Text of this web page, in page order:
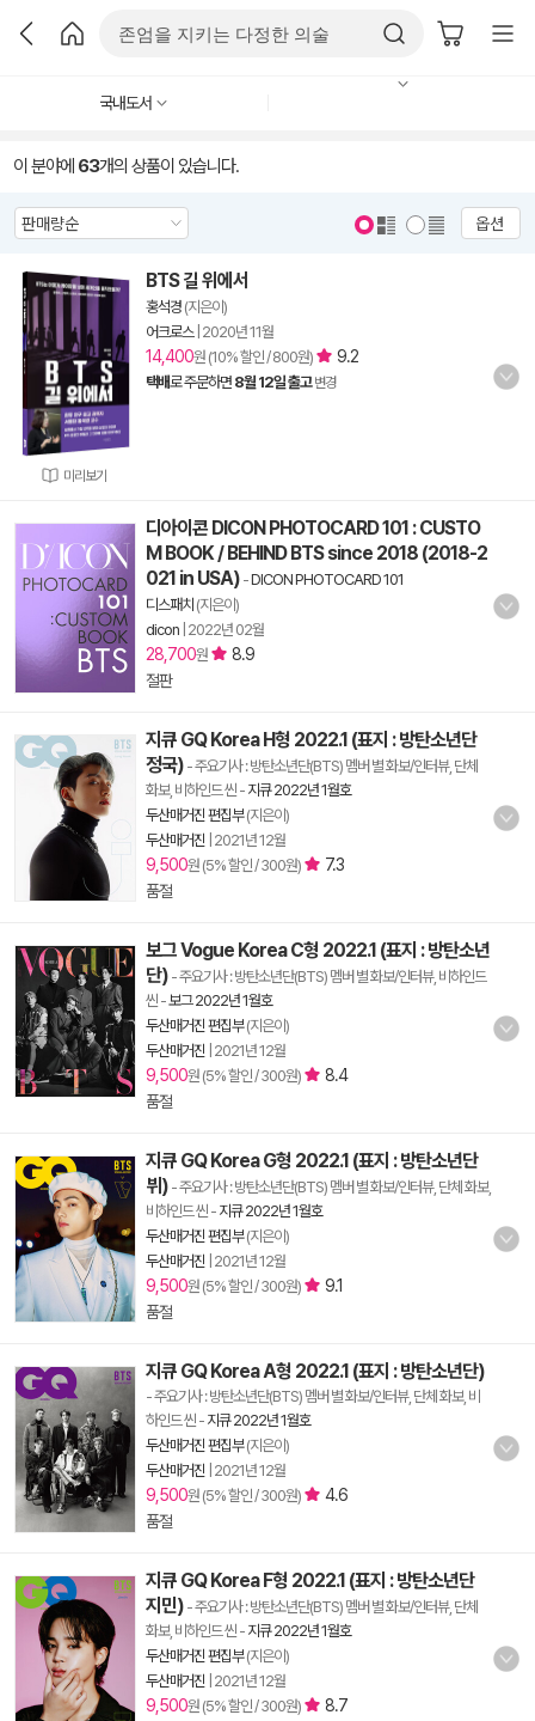
국내도서
이 분야에 63개의 상품이 있습니다.
옵션
미리보기
BTS 길 위에서
홍석경 (지은이)
어크로스| 2020년 11월
14,400원 (10% 할인 / 800원) 9.2
택배로 주문하면 8월 12일 출고 변경
디아이콘 DICON PHOTOCARD 101 : CUSTO
M BOOK / BEHIND BTS since 2018 (2018-2
021 in USA) -DICON PHOTOCARD 101
디스패치 (지은이)
dicon 2022년 02월
28,700원
8.9
절판
지큐 GQ Korea H형 2022.1 (표지 : 방탄소년단
정국) - 주요기사 : 방탄소년단(BTS) 멤버 별 화보/인터뷰, 단체
화보, 비하인드 씬 - 지큐 2022년 1월호
두산매거진 편집부(지은이)
두산매거진 2021년 12월
9,500원 (5% 할인 / 300원)
7.3
품절
보그 Vogue Korea C형 2022.1 (표지 : 방탄소년
단) - 주요기사 : 방탄소년단(BTS) 멤버 별 화보/인터뷰, 비하인드
씬 -보그 2022년 1월호
두산매거진 편집부(지은이)
두산매거진 2021년 12월
9,500원 (5% 할인 / 300원)
8.4
품절
지큐 GQ Korea G형 2022.1 (표지 : 방탄소년단
뷔) - 주요기사 : 방탄소년단(BTS) 멤버 별 화보/인터뷰, 단체 화보,
비하인드 씬 - 지큐 2022년 1월호
두산매거진 편집부(지은이)
두산매거진 2021년 12월
9,500원 (5% 할인 / 300원)
9.1
품절
지큐 GQ Korea A형 2022.1 (표지 : 방탄소년단)
- 주요기사 : 방탄소년단(BTS) 멤버 별 화보/인터뷰, 단체 화보, 비
하인드 씬 - 지큐 2022년 1월호
두산매거진 편집부(지은이)
두산매거진 2021년 12월
9,500원 (5% 할인 / 300원)
4.6
품절
지큐 GQ Korea F형 2022.1 (표지 : 방탄소년단
지민) - 주요기사 : 방탄소년단(BTS) 멤버 별 화보/인터뷰, 단체
화보, 비하인드 씬 - 지큐 2022년 1월호
두산매거진 편집부(지은이)
두산매거진 2021년 12월
9,500원 (5% 할인 / 300원)
8.7